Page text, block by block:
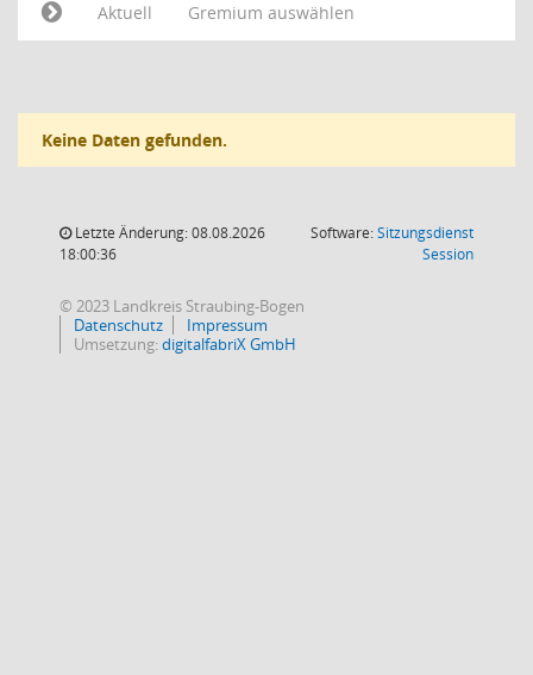
Aktuell
Gremium auswählen
Keine Daten gefunden.
Letzte Änderung: 08.08.2026
18:00:36
Software:Sitzungsdienst
Session(Wird in
© 2023 Landkreis Straubing-Bogen
Datenschutz
Impressum
Umsetzung:digitalfabriX GmbH